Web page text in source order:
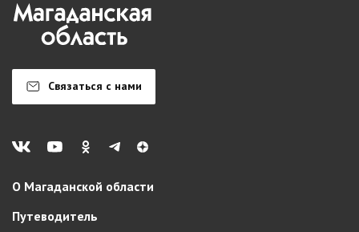
Связаться с нами
О Магаданской области
Путеводитель